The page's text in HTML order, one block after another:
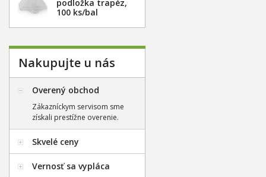
podložka trapéz,
100 ks/bal
Nakupujte u nás
Overený obchod
Zákazníckym servisom sme
získali prestížne overenie.
Skvelé ceny
Vernosť sa vypláca